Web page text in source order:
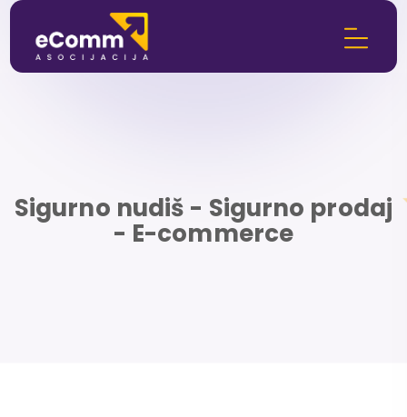
Sigurno nudiš - Sigurno prodaj
- E-commerce